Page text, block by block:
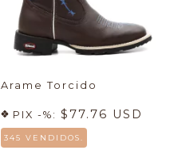
Arame Torcido
PIX -%: $77.76 USD
345 VENDIDOS.